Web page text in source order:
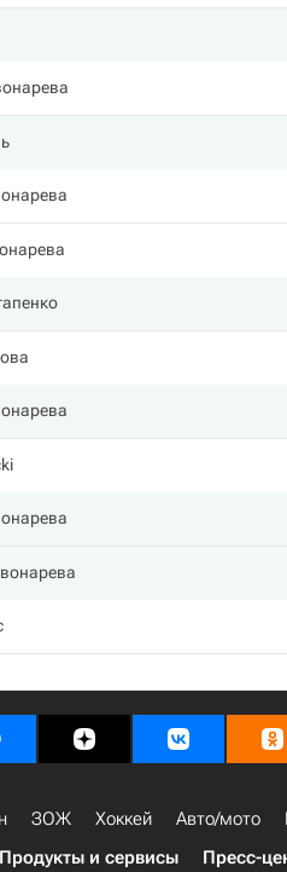
ЗОЖ Хоккей Авто/мото
Продукты и сервисы Пресс-